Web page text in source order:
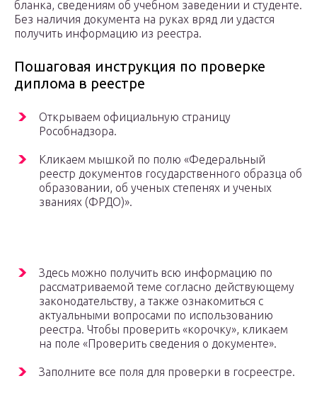
бланка, сведениям об учебном заведении и студенте.
Без наличия документа на руках вряд ли удастся
получить информацию из реестра.
Пошаговая инструкция по проверке
диплома в реестре
Открываем официальную страницу
Рособнадзора.
Кликаем мышкой по полю «Федеральный
реестр документов государственного образца об
образовании, об ученых степенях и ученых
званиях (ФРДО)».
Здесь можно получить всю информацию по
рассматриваемой теме согласно действующему
законодательству, а также ознакомиться с
актуальными вопросами по использованию
реестра. Чтобы проверить «корочку», кликаем
на поле «Проверить сведения о документе».
Заполните все поля для проверки в госреестре.